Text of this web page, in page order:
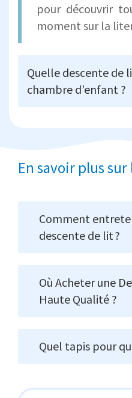
pour découvrir
moment sur la
Quelle descente de
chambre d’enfant ?
En savoir plus sur
Comment
descente de lit ?
Où Acheter une
Haute Qualité ?
Quel tapis pour